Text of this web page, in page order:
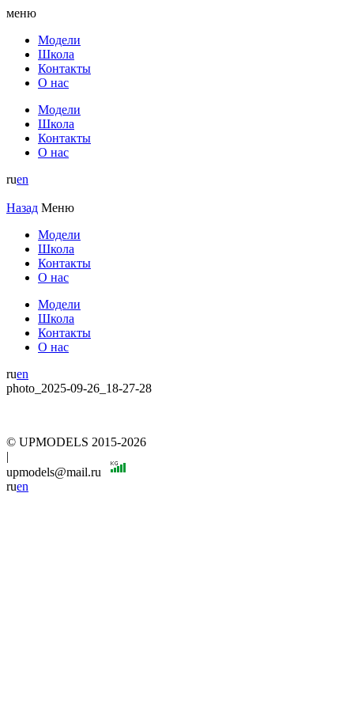
меню
Модели
Школа
Контакты
О нас
Модели
Школа
Контакты
О нас
ruen
Назад Меню
Модели
Школа
Контакты
О нас
Модели
Школа
Контакты
О нас
ruen
photo_2025-09-26_18-27-28
© UPMODELS 2015-2026
|
upmodels@mail.ru
ruen